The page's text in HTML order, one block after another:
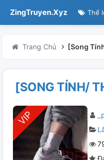
ZingTruyen.Xyz Thể
Trang Chủ [Song
[SONG TÍNH/